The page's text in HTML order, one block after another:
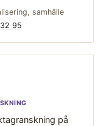
samhälle
95
på